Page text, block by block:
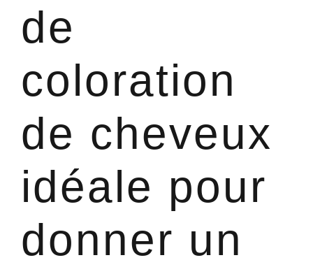
de
coloration
de cheveux
idéale pour
donner un